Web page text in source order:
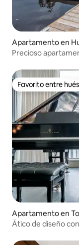
Apartamento en
Precioso
Favorito entre
Favorito entre
Apartamento en
Ático de diseño